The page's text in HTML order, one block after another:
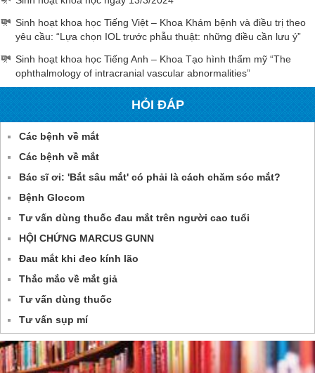
Sinh hoạt khoa học Tiếng Việt – Khoa Khám bệnh và điều trị theo
yêu cầu: “Lựa chọn IOL trước phẫu thuật: những điều cần lưu ý”
Sinh hoạt khoa học Tiếng Anh – Khoa Tạo hình thẩm mỹ “The
ophthalmology of intracranial vascular abnormalities”
HỎI ĐÁP
Các bệnh về mắt
Các bệnh về mắt
Bác sĩ ơi: 'Bắt sâu mắt' có phải là cách chăm sóc mắt?
Bệnh Glocom
Tư vấn dùng thuốc đau mắt trên người cao tuổi
HỘI CHỨNG MARCUS GUNN
Đau mắt khi đeo kính lão
Thắc mắc về mắt giả
Tư vấn dùng thuốc
Tư vấn sụp mí